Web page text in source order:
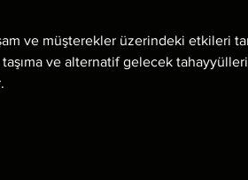
ve müşterekler üzerindeki etkileri
ve alternatif gelecek